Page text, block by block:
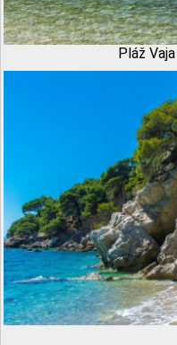
Pláž